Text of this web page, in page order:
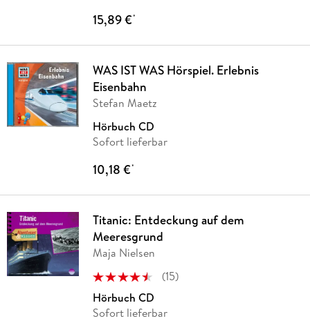
15,89 €*
WAS IST WAS Hörspiel. Erlebnis
Eisenbahn
Stefan Maetz
Hörbuch CD
Sofort lieferbar
10,18 €*
Titanic: Entdeckung auf dem
Meeresgrund
Maja Nielsen
(15)
Hörbuch CD
Sofort lieferbar